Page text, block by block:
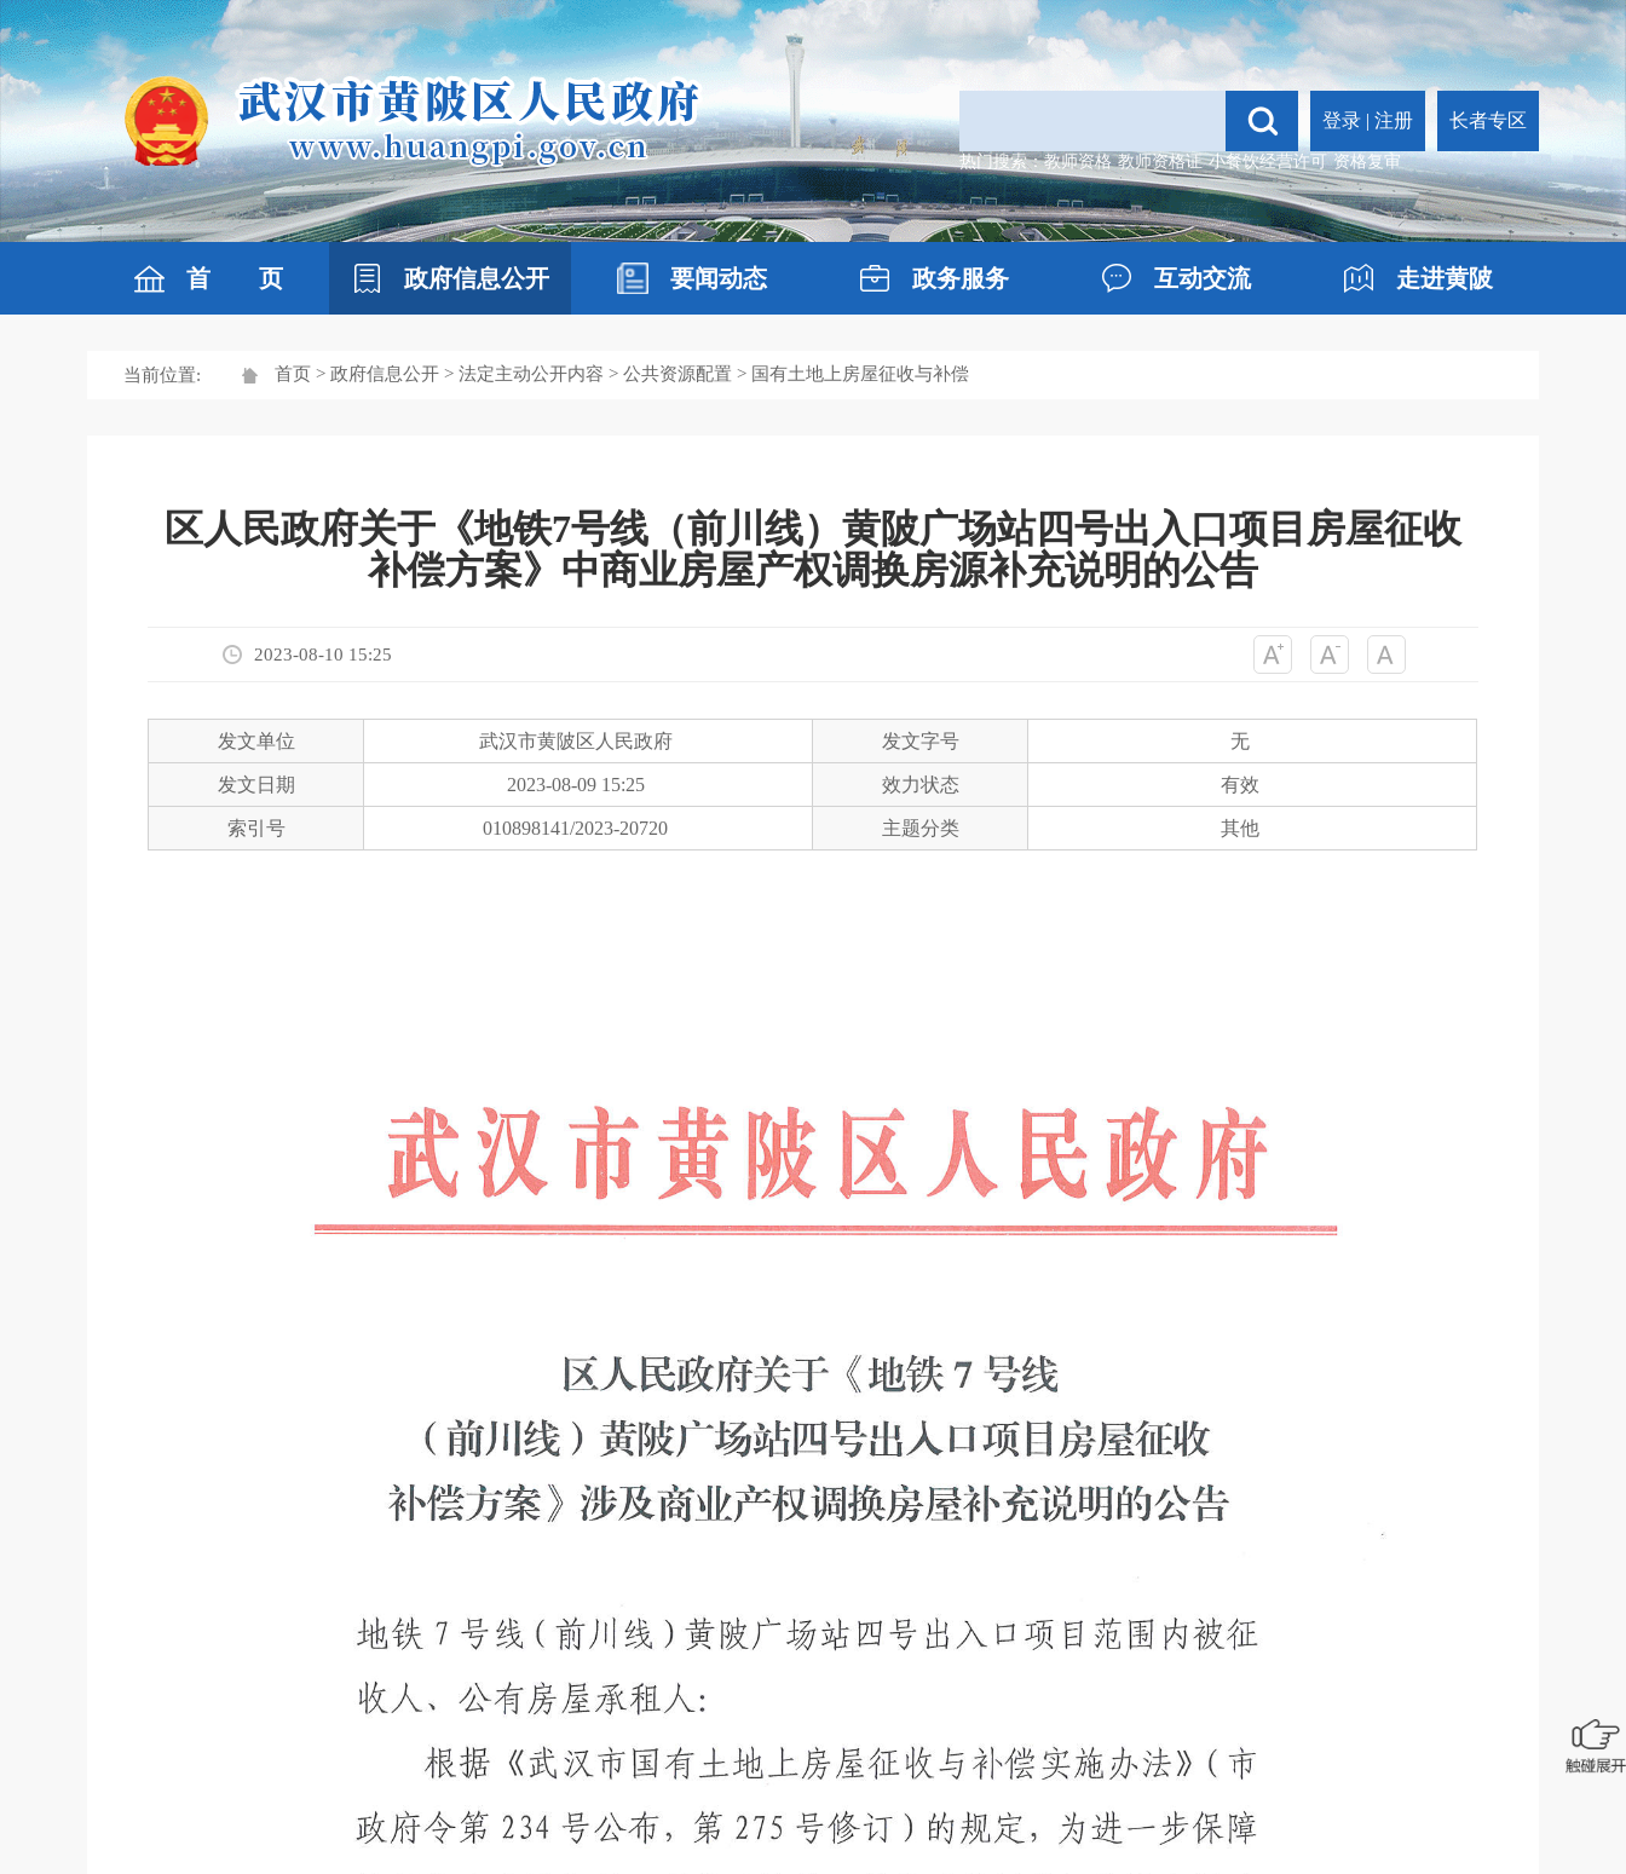
登录 | 注册 长者专区
热门搜索：教师资格 教师资格证 小餐饮经营许可 资格复审
首 页 政府信息公开 要闻动态 政务服务 互动交流 走进黄陂
当前位置: 首页 > 政府信息公开 > 法定主动公开内容 > 公共资源配置 > 国有土地上房屋征收与补偿
区人民政府关于《地铁7号线（前川线）黄陂广场站四号出入口项目房屋征收
补偿方案》中商业房屋产权调换房源补充说明的公告
2023-08-10 15:25
发文单位 武汉市黄陂区人民政府 发文字号 无
发文日期 2023-08-09 15:25 效力状态 有效
索引号 010898141/2023-20720 主题分类 其他